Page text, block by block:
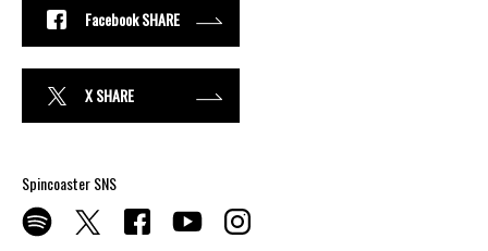
Facebook SHARE
X SHARE
Spincoaster SNS